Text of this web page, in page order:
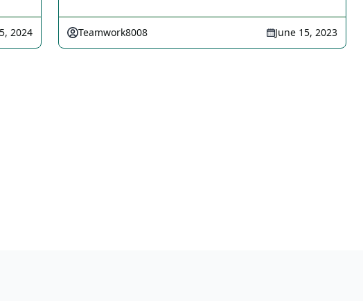
2024 Teamwork8008 June 15, 2023